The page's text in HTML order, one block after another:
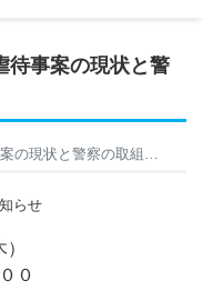
待事案の現状と警
状と警察の取組み」開催
らせ
０